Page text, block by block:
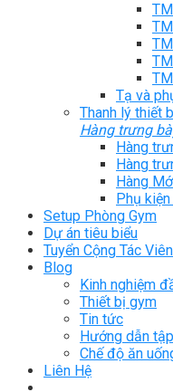
Tạ và
Thanh lý thiết
Hàng trưng
Hàng
Hàng
Hàng
Phụ
Setup Phòng Gym
Dự án tiêu biểu
Tuyển Cộng Tác Viên
Blog
Kinh nghiệm
Thiết bị gym
Tin tức
Hướng dẫn
Chế độ ăn
Liên Hệ